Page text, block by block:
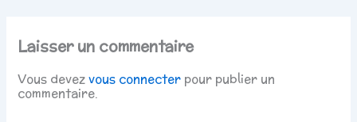
Laisser un commentaire
Vous devezvous connecter pour publier un
commentaire.